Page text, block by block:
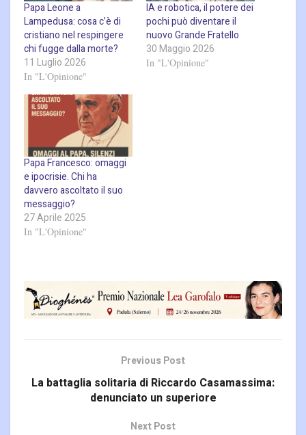
Papa Leone a
Lampedusa: cosa c’è di
cristiano nel respingere
chi fugge dalla morte?
11 Luglio 2026
In "L'Opinione"
IA e robotica, il potere dei
pochi può diventare il
nuovo Grande Fratello
30 Maggio 2026
In "L'Opinione"
Papa Francesco: omaggi
e ipocrisie. Chi ha
davvero ascoltato il suo
messaggio?
27 Aprile 2025
In "L'Opinione"
Previous Post
La battaglia solitaria di Riccardo Casamassima:
denunciato un superiore
Next Post